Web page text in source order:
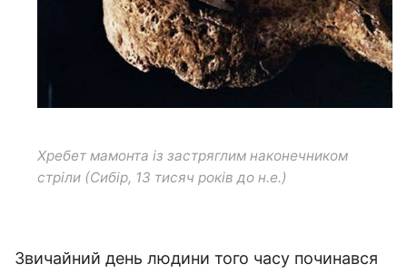
Хребет мамонта із застряглим наконечником
стріли (Сибір, 13 тисяч років до н.е.)
Звичайний день людини того часу починався